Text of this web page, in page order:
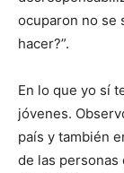
ocuparon no se
hacer?”.
En lo que yo sí
jóvenes.
país y también
de las personas